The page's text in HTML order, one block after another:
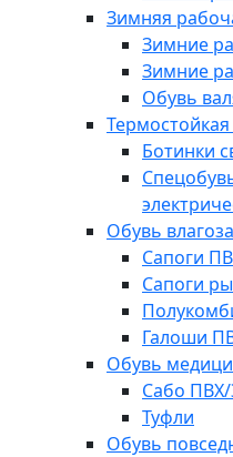
Зимняя
Зимние
Зимние
Обувь
Ботинки
Обувь
Сапоги
Сапоги
Галоши
Обувь
Сабо
Туфли
Обувь